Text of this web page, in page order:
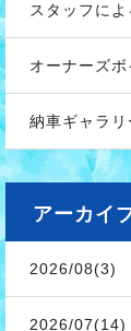
スタッフに
オーナーズ
納車ギャラ
アーカイ
2026/08(3)
2026/07(14)